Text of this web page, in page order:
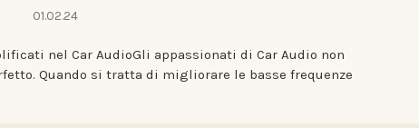
01.02.24
nel Car AudioGli appassionati di Car Audio non
Quando si tratta di migliorare le basse frequenze